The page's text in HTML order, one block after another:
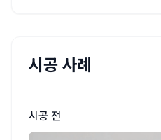
시공 사례
시공 전